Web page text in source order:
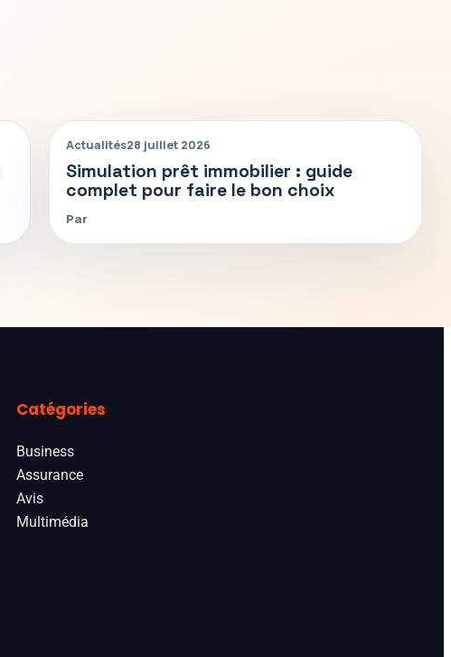
Actualités28 juillet 2026
Simulation prêt immobilier : guide
complet pour faire le bon choix
Par
Catégories
Business
Assurance
Avis
Multimédia